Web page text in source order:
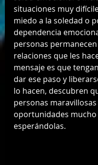
situaciones muy
miedo a la soledad o
dependencia
personas
relaciones que les
mensaje es que
dar ese paso y
lo hacen, descubren
personas maravillosas
oportunidades
esperándolas.